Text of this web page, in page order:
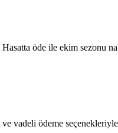
öde ile ekim sezonu
vadeli ödeme